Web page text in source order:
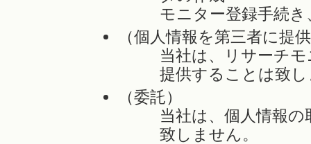
モニター登録手続
（個人情報を第三者に提
当社は、リサーチ
提供することは致
（委託）
当社は、個人情報
致しません。